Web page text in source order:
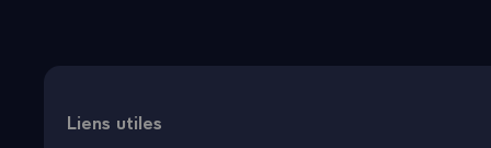
lieu le
leur est
Liens utiles